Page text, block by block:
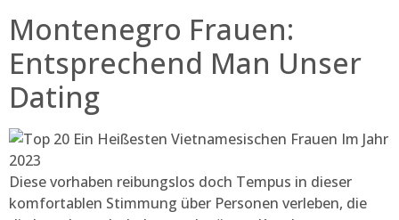
Montenegro Frauen:
Entsprechend Man Unser
Dating
Diese vorhaben reibungslos doch Tempus in dieser
komfortablen Stimmung über Personen verleben, die